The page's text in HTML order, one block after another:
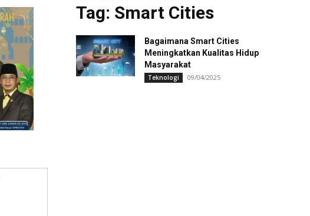
News
Tag: Smart Cities
Bagaimana Smart Cities
Meningkatkan Kualitas Hidup
Masyarakat
Teknologi 09/04/2025